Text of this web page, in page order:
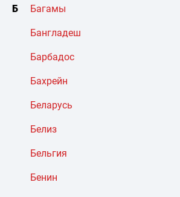
Б Багамы
Бангладеш
Барбадос
Бахрейн
Беларусь
Белиз
Бельгия
Бенин